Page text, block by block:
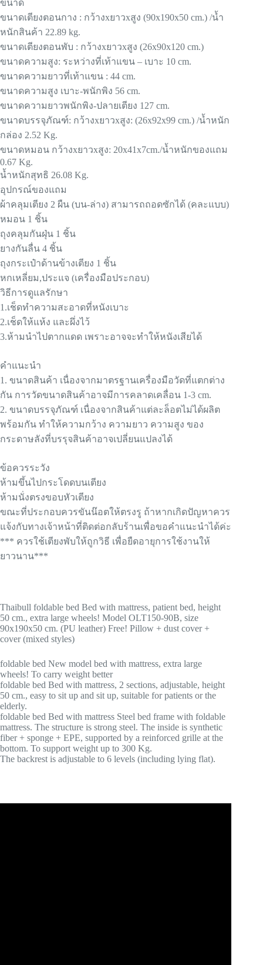
ขนาด
ขนาดเตียงตอนกาง : กว้างxยาวxสูง (90x190x50 cm.) /น้ำ
หนักสินค้า 22.89 kg.
ขนาดเตียงตอนพับ : กว้างxยาวxสูง (26x90x120 cm.)
ขนาดความสูง: ระหว่างที่เท้าแขน – เบาะ 10 cm.
ขนาดความยาวที่เท้าแขน : 44 cm.
ขนาดความสูง เบาะ-พนักพิง 56 cm.
ขนาดความยาวพนักพิง-ปลายเตียง 127 cm.
ขนาดบรรจุภัณฑ์: กว้างxยาวxสูง: (26x92x99 cm.) /น้ำหนัก
กล่อง 2.52 Kg.
ขนาดหมอน กว้างxยาวxสูง: 20x41x7cm./น้ำหนักของแถม
0.67 Kg.
น้ำหนักสุทธิ 26.08 Kg.
อุปกรณ์ของแถม
ผ้าคลุมเตียง 2 ผืน (บน-ล่าง) สามารถถอดซักได้ (คละแบบ)
หมอน 1 ชิ้น
ถุงคลุมกันฝุ่น 1 ชิ้น
ยางกันลื่น 4 ชิ้น
ถุงกระเป๋าด้านข้างเตียง 1 ชิ้น
หกเหลี่ยม,ประแจ (เครื่องมือประกอบ)
วิธีการดูแลรักษา
1.เช็ดทำความสะอาดที่หนังเบาะ
2.เช็ดให้แห้ง และผึ่งไว้
3.ห้ามนำไปตากแดด เพราะอาจจะทำให้หนังเสียได้
คำแนะนำ
1. ขนาดสินค้า เนื่องจากมาตรฐานเครื่องมือวัดที่แตกต่าง
กัน การวัดขนาดสินค้าอาจมีการคลาดเคลื่อน 1-3 cm.
2. ขนาดบรรจุภัณฑ์ เนื่องจากสินค้าแต่ละล็อตไม่ได้ผลิต
พร้อมกัน ทำให้ความกว้าง ความยาว ความสูง ของ
กระดาษลังที่บรรุจสินค้าอาจเปลี่ยนแปลงได้
ข้อควรระวัง
ห้ามขึ้นไปกระโดดบนเตียง
ห้ามนั่งตรงขอบหัวเตียง
ขณะที่ประกอบควรขันน๊อตให้ตรงรู ถ้าหากเกิดปัญหาควร
แจ้งกับทางเจ้าหน้าที่ติดต่อกลับร้านเพื่อขอคำแนะนำได้ค่ะ
*** ควรใช้เตียงพับให้ถูกวิธี เพื่อยืดอายุการใช้งานให้
ยาวนาน***
Thaibull foldable bed Bed with mattress, patient bed, height
50 cm., extra large wheels! Model OLT150-90B, size
90x190x50 cm. (PU leather) Free! Pillow + dust cover +
cover (mixed styles)
foldable bed New model bed with mattress, extra large
wheels! To carry weight better
foldable bed Bed with mattress, 2 sections, adjustable, height
50 cm., easy to sit up and sit up, suitable for patients or the
elderly.
foldable bed Bed with mattress Steel bed frame with foldable
mattress. The structure is strong steel. The inside is synthetic
fiber + sponge + EPE, supported by a reinforced grille at the
bottom. To support weight up to 300 Kg.
The backrest is adjustable to 6 levels (including lying flat).